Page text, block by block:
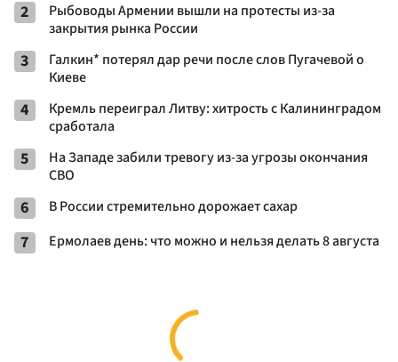
2
Рыбоводы Армении вышли на протесты из-за
закрытия рынка России
3
Галкин* потерял дар речи после слов Пугачевой о
Киеве
4
Кремль переиграл Литву: хитрость с Калининградом
сработала
5
На Западе забили тревогу из-за угрозы окончания
СВО
6 В России стремительно дорожает сахар
7 Ермолаев день: что можно и нельзя делать 8 августа